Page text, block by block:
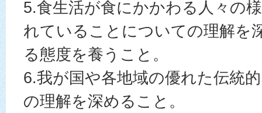
5.食生活が食にかかわる人々の
れていることについての理解を
る態度を養うこと。
6.我が国や各地域の優れた伝統
の理解を深めること。